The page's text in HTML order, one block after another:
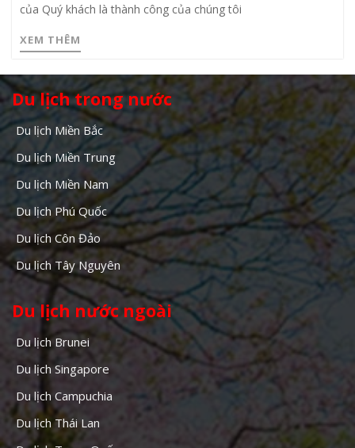
của Quý khách là thành công của chúng tôi
XEM THÊM
Du lịch trong nước
Du lịch Miền Bắc
Du lịch Miền Trung
Du lịch Miền Nam
Du lịch Phú Quốc
Du lịch Côn Đảo
Du lịch Tây Nguyên
Du lịch nước ngoài
Du lịch Brunei
Du lịch Singapore
Du lịch Campuchia
Du lịch Thái Lan